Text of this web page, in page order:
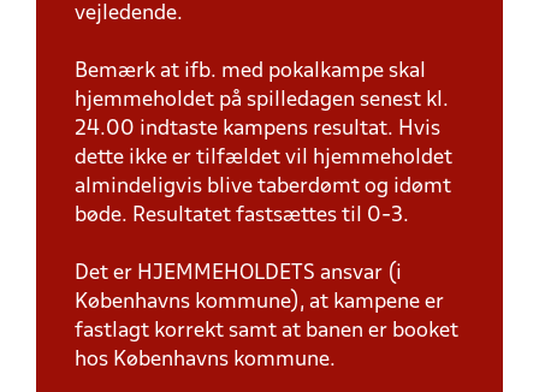
vejledende.
Bemærk at ifb. med pokalkampe skal
hjemmeholdet på spilledagen senest kl.
24.00 indtaste kampens resultat. Hvis
dette ikke er tilfældet vil hjemmeholdet
almindeligvis blive taberdømt og idømt
bøde. Resultatet fastsættes til 0-3.
Det er HJEMMEHOLDETS ansvar (i
Københavns kommune), at kampene er
fastlagt korrekt samt at banen er booket
hos Københavns kommune.